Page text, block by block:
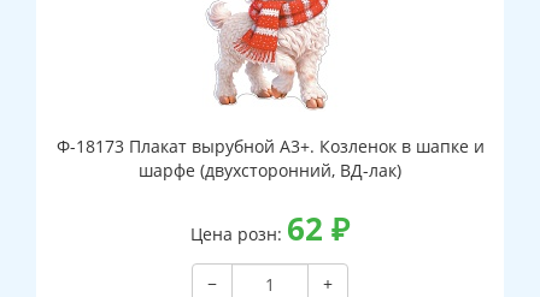
Ф-18173 Плакат вырубной А3+. Козленок в шапке и
шарфе (двухсторонний, ВД-лак)
Цена розн: 62 ₽
−
+